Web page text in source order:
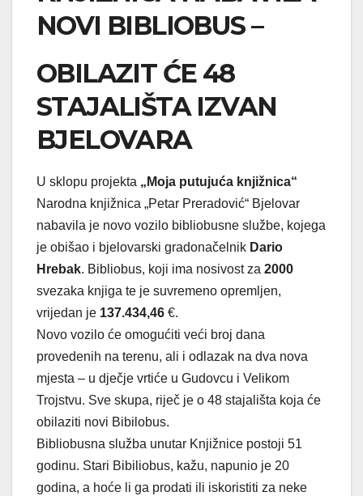
NOVI BIBLIOBUS –
OBILAZIT ĆE 48
STAJALIŠTA IZVAN
BJELOVARA
U sklopu projekta „Moja putujuća knjižnica“
Narodna knjižnica „Petar Preradović“ Bjelovar
nabavila je novo vozilo bibliobusne službe, kojega
je obišao i bjelovarski gradonačelnik Dario
Hrebak. Bibliobus, koji ima nosivost za 2000
svezaka knjiga te je suvremeno opremljen,
vrijedan je 137.434,46 €.
Novo vozilo će omogućiti veći broj dana
provedenih na terenu, ali i odlazak na dva nova
mjesta – u dječje vrtiće u Gudovcu i Velikom
Trojstvu. Sve skupa, riječ je o 48 stajališta koja će
obilaziti novi Bibilobus.
Bibliobusna služba unutar Knjižnice postoji 51
godinu. Stari Bibiliobus, kažu, napunio je 20
godina, a hoće li ga prodati ili iskoristiti za neke